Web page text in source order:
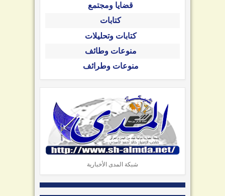
قضايا ومجتمع
كتابات
كتابات وتحليلات
منوعات وطائف
منوعات وطرائف
شبكة المدى الأخبارية